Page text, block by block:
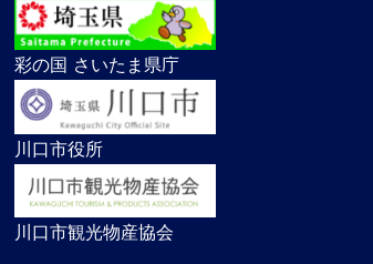
彩の国 さいたま県庁
川口市役所
川口市観光物産協会